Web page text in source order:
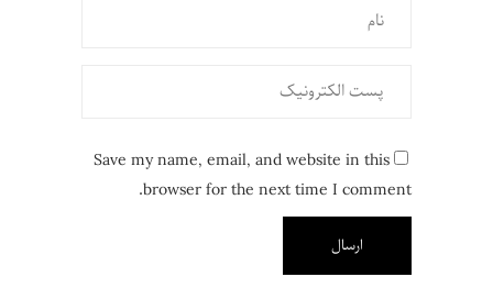
Save my name, email, and website in this
browser for the next time I comment.